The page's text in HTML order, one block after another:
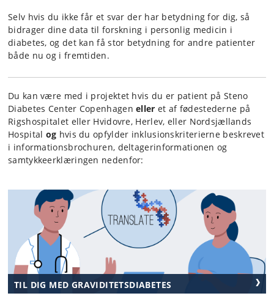
Selv hvis du ikke får et svar der har betydning for dig, så
bidrager dine data til forskning i personlig medicin i
diabetes, og det kan få stor betydning for andre patienter
både nu og i fremtiden.
Du kan være med i projektet hvis du er patient på Steno
Diabetes Center Copenhageneller et af fødestederne på
Rigshospitalet eller Hvidovre, Herlev, eller Nordsjællands
Hospital og hvis du opfylder inklusionskriterierne beskrevet
i informationsbrochuren, deltagerinformationen og
samtykkeerklæringen nedenfor:
TIL DIG MED GRAVIDITETSDIABETES